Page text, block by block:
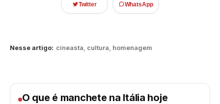
Twitter WhatsApp
Nesse artigo: cineasta cultura homenagem
O que é manchete na Itália hoje